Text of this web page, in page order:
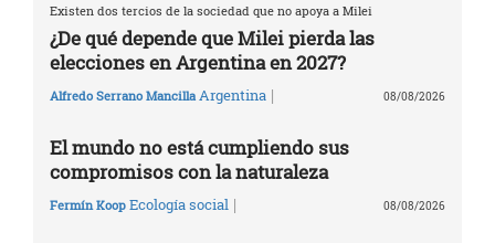
Existen dos tercios de la sociedad que no apoya a Milei
¿De qué depende que Milei pierda las
elecciones en Argentina en 2027?
Alfredo Serrano Mancilla Argentina | 08/08/2026
El mundo no está cumpliendo sus
compromisos con la naturaleza
Fermín Koop Ecología social | 08/08/2026